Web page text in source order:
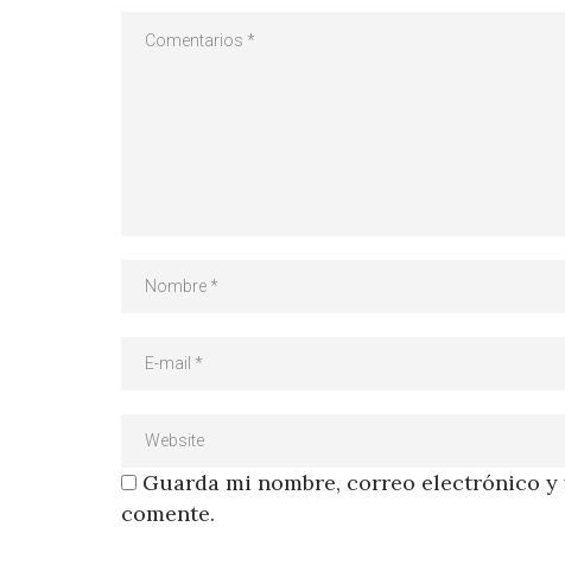
Guarda mi nombre, correo electrónico y
comente.